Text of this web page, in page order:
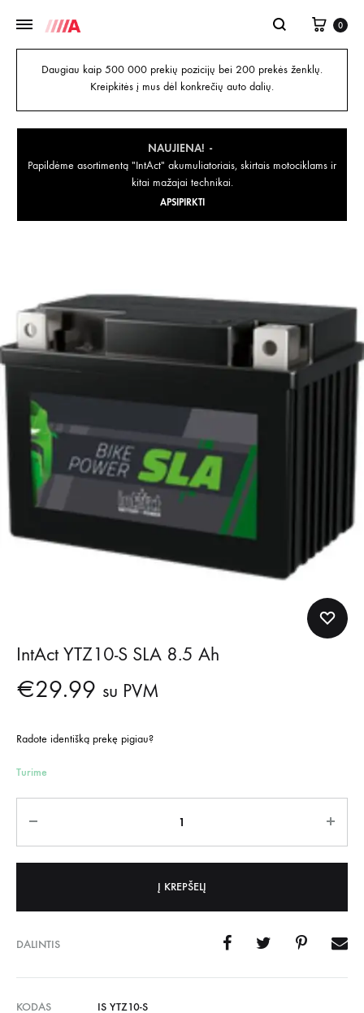
0
Daugiau kaip 500 000 prekių pozicijų bei 200 prekės ženklų.
Kreipkitės į mus dėl konkrečių auto dalių.
NAUJIENA!
Papildėme asortimentą "IntAct" akumuliatoriais, skirtais motociklams ir
kitai mažajai technikai.
APSIPIRKTI
IntAct YTZ10-S SLA 8.5 Ah
€29.99 su PVM
Radote identišką prekę pigiau?
Turime
Į KREPŠELĮ
DALINTIS
KODAS
IS YTZ10-S